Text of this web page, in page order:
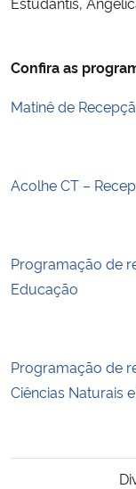
Confira as
Matinê de
Acolhe CT –
Programação de
Educação
Programação de
Ciências Naturais